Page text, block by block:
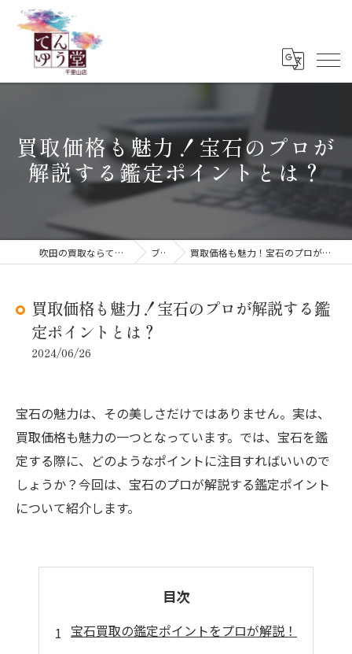
買取価格も魅力！宝石のプロが
解説する鑑定ポイントとは？
吹田の買取ならてんゆう堂 千里山店 ブログ 買取価格も魅力！宝石のプロが解説する鑑定ポイントとは？
買取価格も魅力！宝石のプロが解説する鑑
定ポイントとは？
2024/06/26
宝石の魅力は、その美しさだけではありません。実は、
買取価格も魅力の一つとなっています。では、宝石を鑑
定する際に、どのようなポイントに注目すればいいので
しょうか？今回は、宝石のプロが解説する鑑定ポイント
について紹介します。
目次
宝石買取の鑑定ポイントをプロが解説！